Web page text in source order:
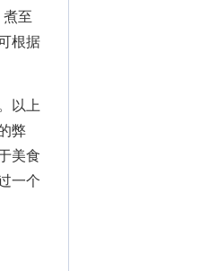
至
根据
以上
弊
美食
一个